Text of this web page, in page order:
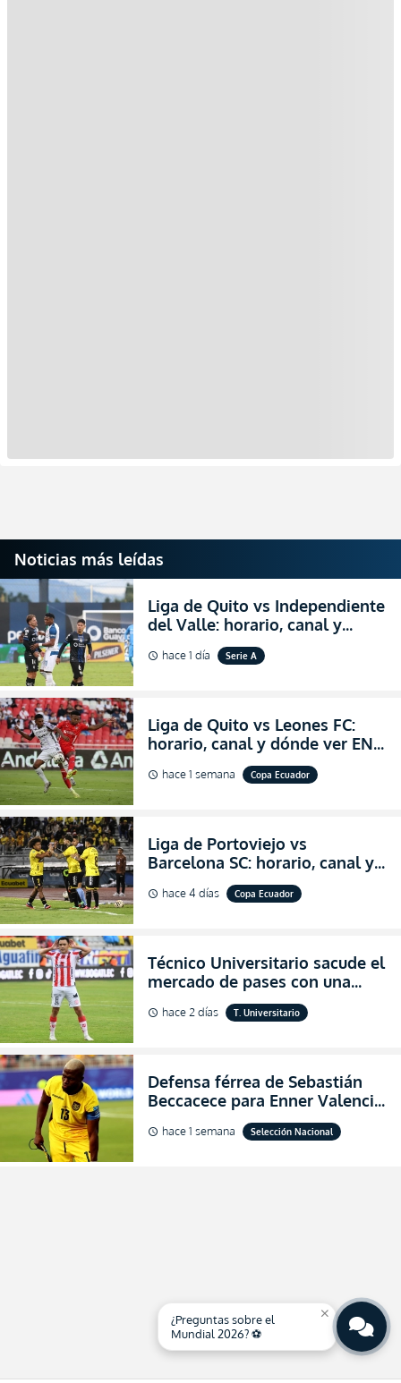
Noticias más leídas
Liga de Quito vs Independiente
del Valle: horario, canal y
dónde ver EN VIVO el
partidazo por la fecha 24 de la
schedule hace 1 día Serie A
Liga de Quito vs Leones FC:
horario, canal y dónde ver EN
VIVO los octavos de final de la
Copa Ecuador 2026
schedule hace 1 semana Copa Ecuador
Liga de Portoviejo vs
Barcelona SC: horario, canal y
dónde ver EN VIVO los octavos
de final de la Copa Ecuador
schedule hace 4 días Copa Ecuador
Técnico Universitario sacude el
mercado de pases con una
verdadera revolución para
asegurar la permanencia
schedule hace 2 días T. Universitario
Defensa férrea de Sebastián
Beccacece para Enner Valencia
al indicar que era el hombre
indicado para Ecuador
schedule hace 1 semana Selección Nacional
close
¿Preguntas sobre el
Mundial 2026? ⚽